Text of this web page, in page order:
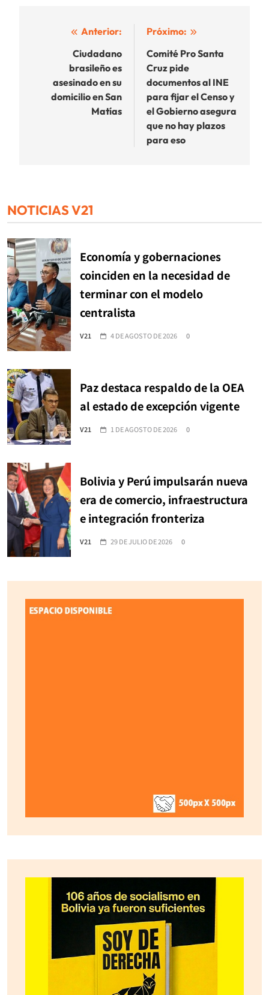
Navegación
entradas
Anterior:
Ciudadano
brasileño es
asesinado en su
domicilio en San
Matías
Próximo:
Comité Pro Santa
Cruz pide
documentos al INE
para fijar el Censo y
el Gobierno asegura
que no hay plazos
para eso
NOTICIAS V21
Economía y gobernaciones
coinciden en la necesidad de
terminar con el modelo
centralista
V21 4 DE AGOSTO DE 2026 0
Paz destaca respaldo de la OEA
al estado de excepción vigente
V21 1 DE AGOSTO DE 2026 0
Bolivia y Perú impulsarán nueva
era de comercio, infraestructura
e integración fronteriza
V21 29 DE JULIO DE 2026 0